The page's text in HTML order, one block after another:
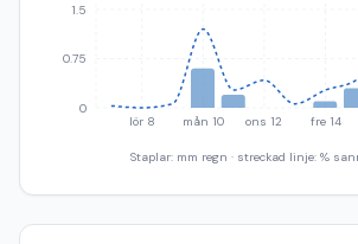
lör 8 mån 10 ons 12 fre 14
0
0.75
1.5
Staplar: mm regn · streckad linje: %